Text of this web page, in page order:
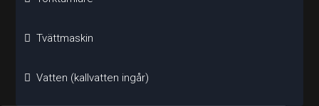
Tvättmaskin
Vatten (kallvatten ingår)